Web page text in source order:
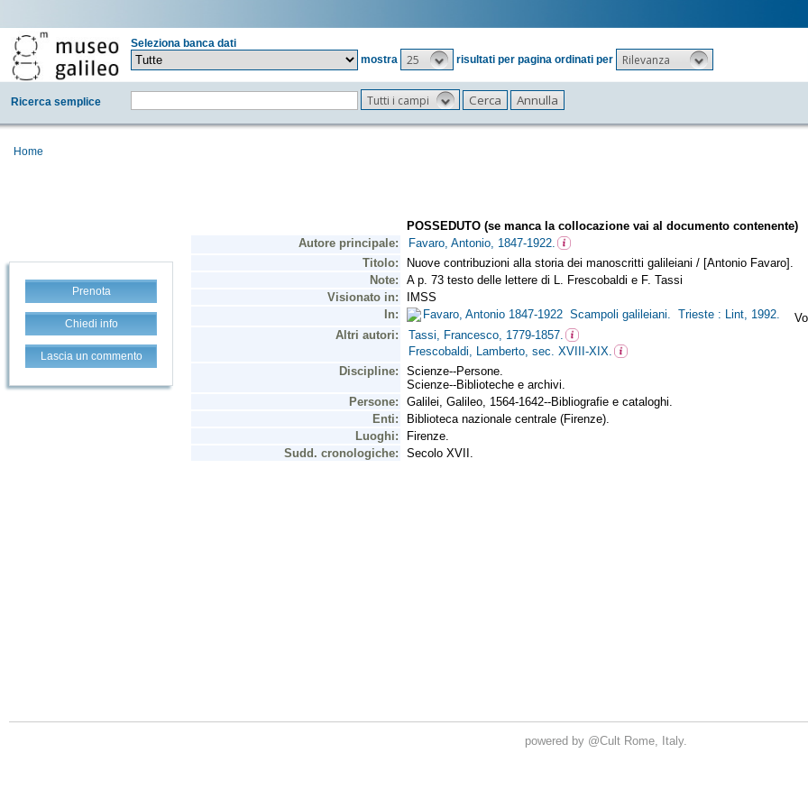
Seleziona banca dati
mostra
25 risultati per pagina ordinati per Rilevanza
Ricerca semplice Tutti i campi
Home
Prenota
Chiedi info
Lascia un commento
powered by @Cult Rome, Italy.